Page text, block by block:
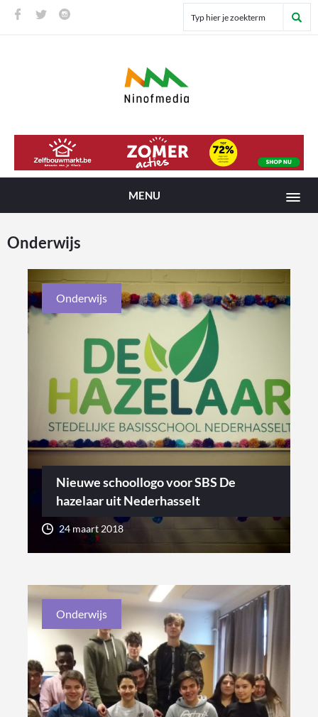
MENU
Onderwijs
Onderwijs
Nieuwe schoollogo voor SBS De
hazelaar uit Nederhasselt
24 maart 2018
Onderwijs